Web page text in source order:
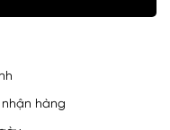
hàng